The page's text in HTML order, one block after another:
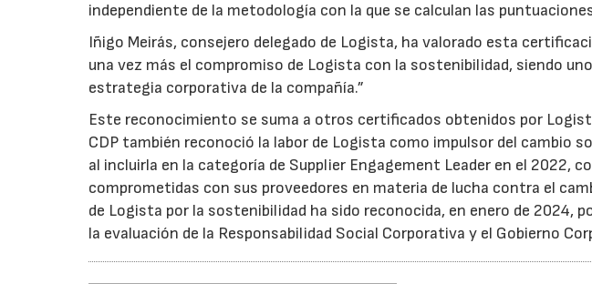
independiente de la metodología con la que se calculan las
Iñigo Meirás, consejero delegado de Logista, ha valorado esta
una vez más el compromiso de Logista con la sostenibilidad, siendo
estrategia corporativa de la compañía.”
Este reconocimiento se suma a otros certificados obtenidos por
CDP también reconoció la labor de Logista como impulsor del cambio
al incluirla en la categoría de Supplier Engagement Leader en el 2022,
comprometidas con sus proveedores en materia de lucha contra el
de Logista por la sostenibilidad ha sido reconocida, en enero de 2024,
la evaluación de la Responsabilidad Social Corporativa y el Gobierno